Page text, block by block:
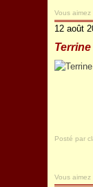
Vous aimez
12 août
Posté par
Vous aimez